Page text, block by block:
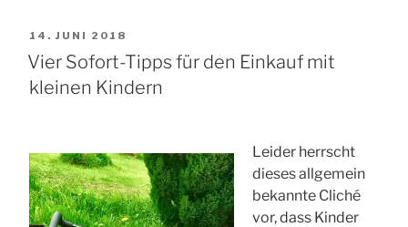
sechst
einkaufen.“
VERÖFFENTLICHT
AM
14. JUNI 2018
Vier Sofort-Tipps für den Einkauf mit
kleinen Kindern
Leider herrscht
dieses allgemein
bekannte Cliché
vor, dass Kinder